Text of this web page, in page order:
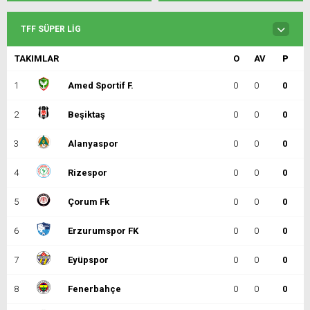
TFF SÜPER LIG
TAKIMLAR O AV P
1 Amed Sportif F. 0 0 0
2 Beşiktaş 0 0 0
3 Alanyaspor 0 0 0
4 Rizespor 0 0 0
5 Çorum Fk 0 0 0
6 Erzurumspor FK 0 0 0
7 Eyüpspor 0 0 0
8 Fenerbahçe 0 0 0